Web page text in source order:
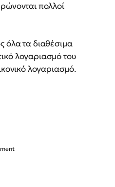
πολλοί
όλα τα διαθέσιμα
λογαριασμό του
λογαριασμό.